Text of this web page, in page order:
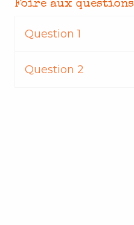
Foire aux questions
Question 1
Question 2